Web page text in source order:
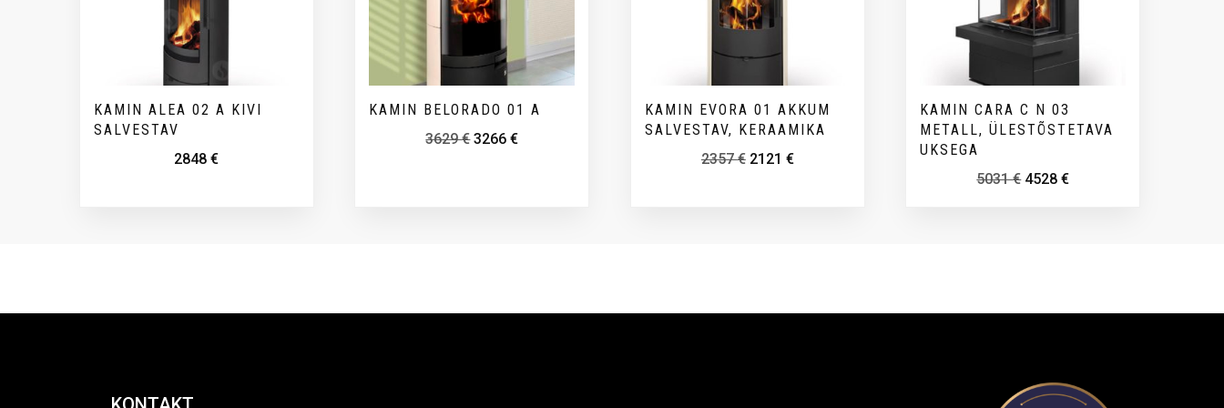
KAMIN ALEA 02 A KIVI
SALVESTAV
2848€
KAMIN BELORADO 01 A
3629€ 3266€
KAMIN EVORA 01 AKKUM
SALVESTAV, KERAAMIKA
2357€ 2121 €
KAMIN CARA C N 03
METALL, ÜLESTÕSTETAVA
UKSEGA
5031€ 4528€